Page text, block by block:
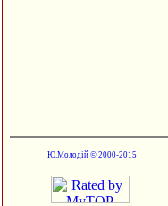
Ю.Молодій © 2000-2015